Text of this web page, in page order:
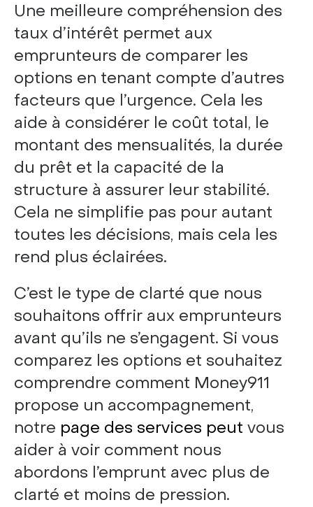
Une meilleure compréhension des
taux d’intérêt permet aux
emprunteurs de comparer les
options en tenant compte d’autres
facteurs que l’urgence. Cela les
aide à considérer le coût total, le
montant des mensualités, la durée
du prêt et la capacité de la
structure à assurer leur stabilité.
Cela ne simplifie pas pour autant
toutes les décisions, mais cela les
rend plus éclairées.
C’est le type de clarté que nous
souhaitons offrir aux emprunteurs
avant qu’ils ne s’engagent. Si vous
comparez les options et souhaitez
comprendre comment Money911
propose un accompagnement,
notre page des services peut vous
aider à voir comment nous
abordons l’emprunt avec plus de
clarté et moins de pression.